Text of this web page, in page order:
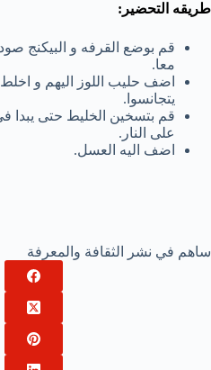
طريقه التحضير:
قم بوضع القرفه و البيكنج
معا.
اضف حليب اللوز اليهم و
يتجانسوا.
قم بتسخين الخليط حتى يبدا
على النار.
اضف اليه العسل.
ساهم في نشر الثقافة والمعرفة